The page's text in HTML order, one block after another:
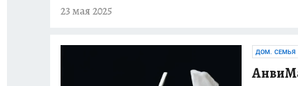
23 мая 2025
ДОМ. СЕМЬЯ